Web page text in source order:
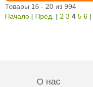
Товары 16 - 20 из 994
Начало | Пред. | 2 3 4 5 6 |
О нас